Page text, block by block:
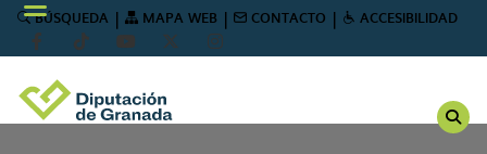
BÚSQUEDA | MAPA WEB | CONTACTO | ACCESIBILIDAD